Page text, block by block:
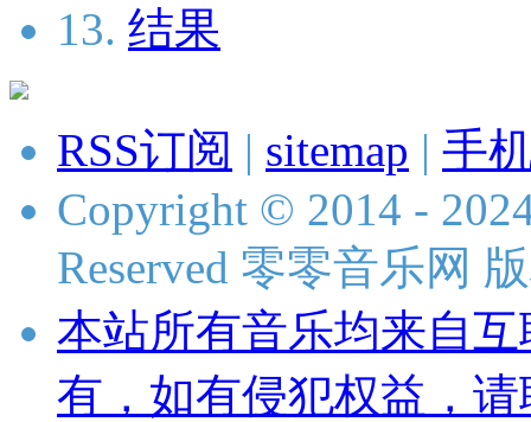
13. 结果
RSS订阅 | sitemap | 手
Copyright © 2014 -
Reserved 零零音乐网
本站所有音乐均来自
有，如有侵犯权益，